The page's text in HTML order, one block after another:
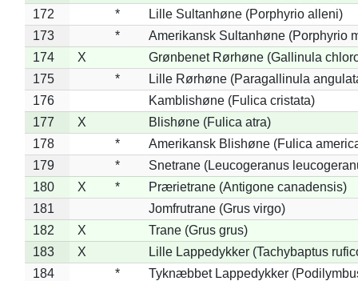
172
*
Lille Sultanhøne (Porphyrio alleni)
173
*
Amerikansk Sultanhøne (Porphyrio
174
X
Grønbenet Rørhøne (Gallinula
175
*
Lille Rørhøne (Paragallinula
176
Kamblishøne (Fulica cristata)
177
X
Blishøne (Fulica atra)
178
*
Amerikansk Blishøne (Fulica
179
*
Snetrane (Leucogeranus
180
X *
Prærietrane (Antigone canadensis)
181
Jomfrutrane (Grus virgo)
182
X
Trane (Grus grus)
183
X
Lille Lappedykker (Tachybaptus
184
*
Tyknæbbet Lappedykker